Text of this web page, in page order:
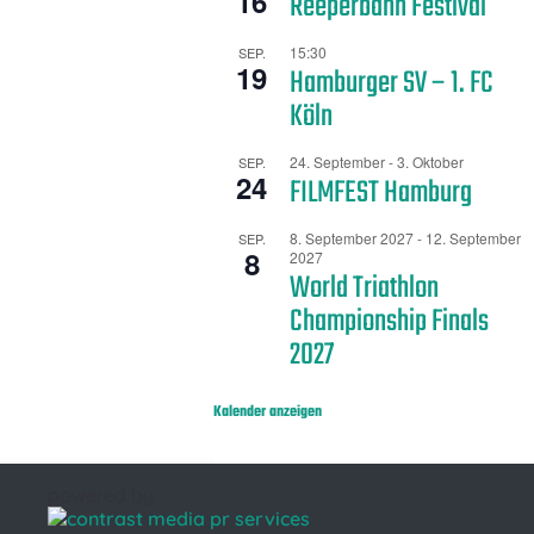
SEP.
19
15:30
Hamburger SV – 1. FC
Köln
SEP.
24
24. September-3. Oktober
FILMFEST Hamburg
SEP.
8
8. September 2027- 12. September
2027
World Triathlon
Championship Finals
2027
Kalender anzeigen